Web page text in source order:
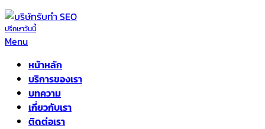
Skip
to
the
content
รับทำ SEO ติดหน้าแรก
ปรึกษาวันนี้
Menu
หน้าหลัก
บริการของเรา
บทความ
เกี่ยวกับเรา
ติดต่อเรา